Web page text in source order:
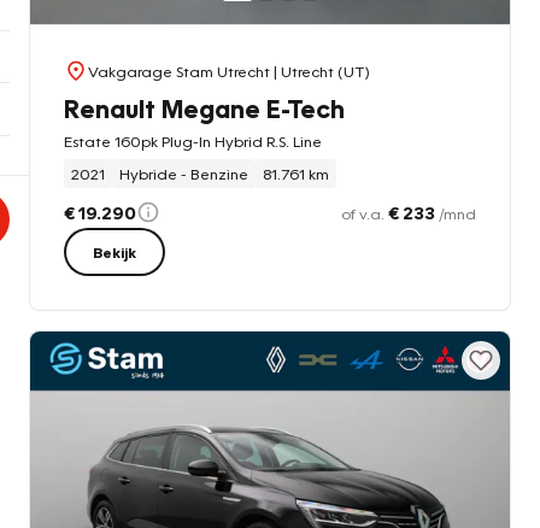
Vakgarage Stam Utrecht| Utrecht (UT)
Renault Megane E-Tech
Estate 160pk Plug-In Hybrid R.S. Line
2021
Hybride - Benzine 81.761 km
€ 19.290 of v.a. € 233 /mnd
Bekijk